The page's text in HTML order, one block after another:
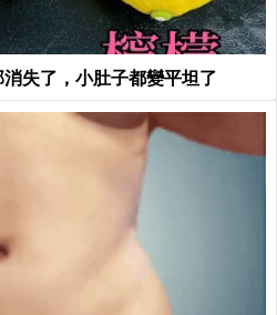
失了，小肚子都變平坦了